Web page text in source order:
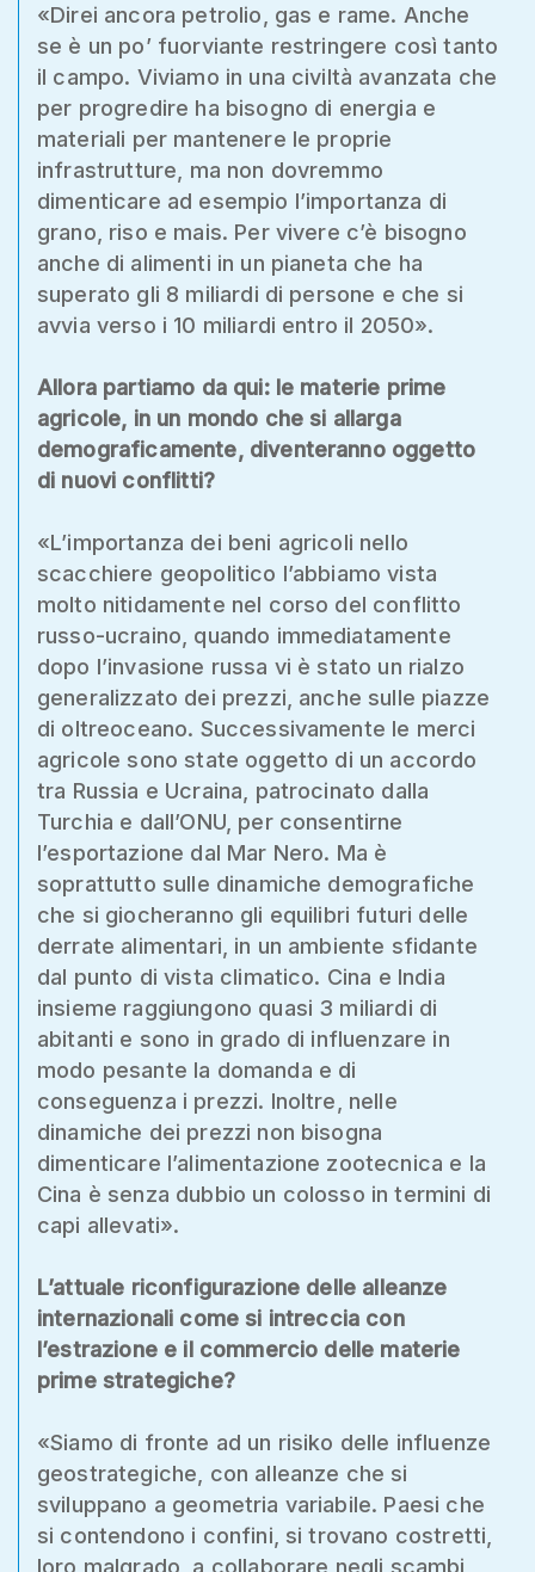
«Direi ancora petrolio, gas e rame. Anche
se è un po’ fuorviante restringere così tanto
il campo. Viviamo in una civiltà avanzata che
per progredire ha bisogno di energia e
materiali per mantenere le proprie
infrastrutture, ma non dovremmo
dimenticare ad esempio l’importanza di
grano, riso e mais. Per vivere c’è bisogno
anche di alimenti in un pianeta che ha
superato gli 8 miliardi di persone e che si
avvia verso i 10 miliardi entro il 2050».
Allora partiamo da qui: le materie prime
agricole, in un mondo che si allarga
demograficamente, diventeranno oggetto
di nuovi conflitti?
«L’importanza dei beni agricoli nello
scacchiere geopolitico l’abbiamo vista
molto nitidamente nel corso del conflitto
russo-ucraino, quando immediatamente
dopo l’invasione russa vi è stato un rialzo
generalizzato dei prezzi, anche sulle piazze
di oltreoceano. Successivamente le merci
agricole sono state oggetto di un accordo
tra Russia e Ucraina, patrocinato dalla
Turchia e dall’ONU, per consentirne
l’esportazione dal Mar Nero. Ma è
soprattutto sulle dinamiche demografiche
che si giocheranno gli equilibri futuri delle
derrate alimentari, in un ambiente sfidante
dal punto di vista climatico. Cina e India
insieme raggiungono quasi 3 miliardi di
abitanti e sono in grado di influenzare in
modo pesante la domanda e di
conseguenza i prezzi. Inoltre, nelle
dinamiche dei prezzi non bisogna
dimenticare l’alimentazione zootecnica e la
Cina è senza dubbio un colosso in termini di
capi allevati».
L’attuale riconfigurazione delle alleanze
internazionali come si intreccia con
l’estrazione e il commercio delle materie
prime strategiche?
«Siamo di fronte ad un risiko delle influenze
geostrategiche, con alleanze che si
sviluppano a geometria variabile. Paesi che
si contendono i confini, si trovano costretti,
loro malgrado, a collaborare negli scambi